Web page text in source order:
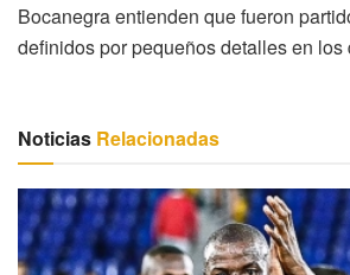
Bocanegra entienden que fueron
definidos por pequeños detalles en los
Noticias Relacionadas